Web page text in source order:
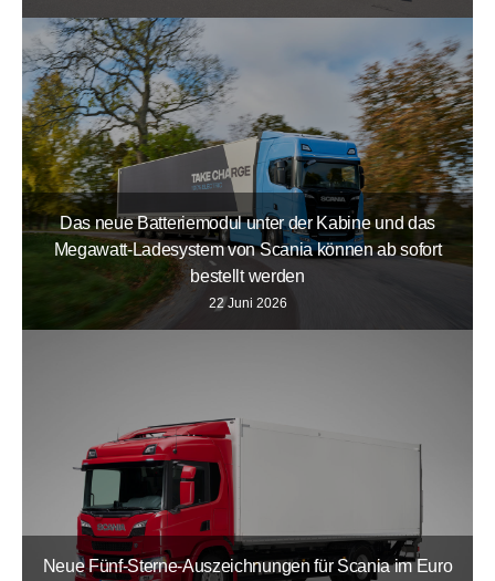
Das neue Batteriemodul unter der Kabine und das
Megawatt-Ladesystem von Scania können ab sofort
bestellt werden
22 Juni 2026
Neue Fünf-Sterne-Auszeichnungen für Scania im Euro